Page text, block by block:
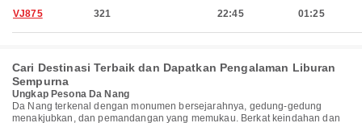
VJ875 321 22:45 01:25
Cari Destinasi Terbaik dan Dapatkan Pengalaman Liburan
Sempurna
Ungkap Pesona Da Nang
Da Nang terkenal dengan monumen bersejarahnya, gedung-gedung
menakjubkan, dan pemandangan yang memukau. Berkat keindahan dan